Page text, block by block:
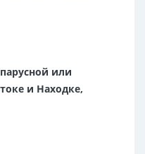
или
и Находке,